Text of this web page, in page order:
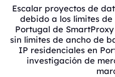
Escalar proyectos de
debido a los límites de
Portugal de
sin límites de ancho de
IP residenciales en
investigación de